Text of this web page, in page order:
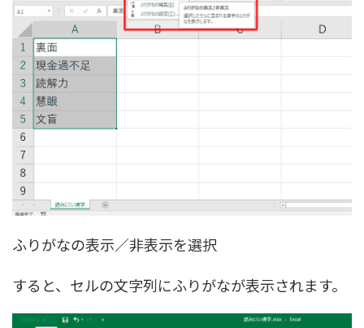
ふりがなの表示／非表示を選択
すると、セルの文字列にふりがなが表示されます。